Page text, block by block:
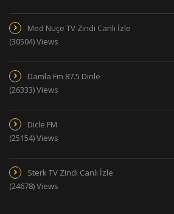
Med Nuçe TV Zindi Canlı İzle
(30504) Views
Damla Fm 87.5 Dinle
(26333) Views
Dicle FM
(25154) Views
Sterk TV Zindi Canlı İzle
(24678) Views